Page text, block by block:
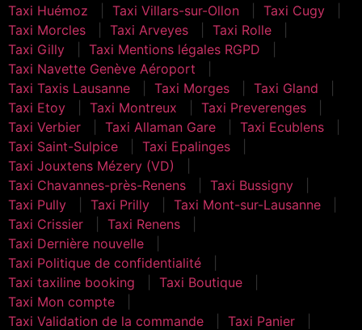
Taxi Huémoz
Taxi Villars-sur-Ollon
Taxi Cugy
Taxi Morcles
Taxi Arveyes
Taxi Rolle
Taxi Gilly
Taxi Mentions légales RGPD
Taxi Navette Genève Aéroport
Taxi Taxis Lausanne
Taxi Morges
Taxi Gland
Taxi Etoy
Taxi Montreux
Taxi Preverenges
Taxi Verbier
Taxi Allaman Gare
Taxi Ecublens
Taxi Saint-Sulpice
Taxi Epalinges
Taxi Jouxtens Mézery (VD)
Taxi Chavannes-près-Renens
Taxi Bussigny
Taxi Pully
Taxi Prilly
Taxi Mont-sur-Lausanne
Taxi Crissier
Taxi Renens
Taxi Dernière nouvelle
Taxi Politique de confidentialité
Taxi taxiline booking
Taxi Boutique
Taxi Mon compte
Taxi Validation de la commande
Taxi Panier